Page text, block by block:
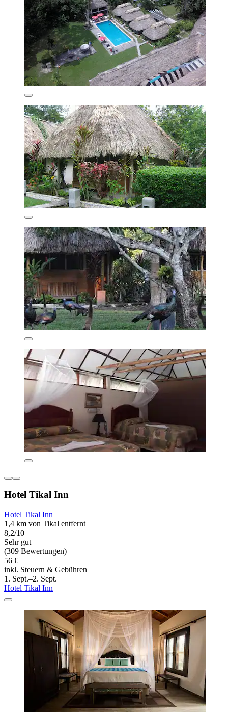
Hotel Tikal Inn
Hotel Tikal Inn
1,4 km von Tikal entfernt
8,2/10
Sehr gut
(309 Bewertungen)
56 €
inkl. Steuern & Gebühren
1. Sept.–2. Sept.
Hotel Tikal Inn